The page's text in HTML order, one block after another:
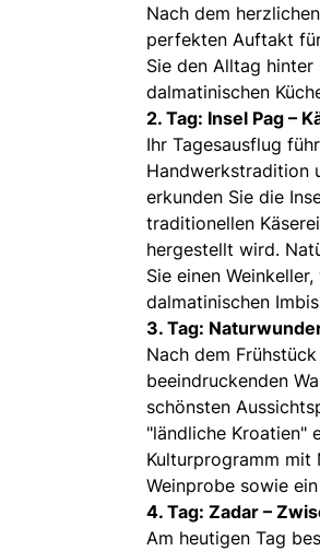
Nach dem
perfekten Auftakt
Sie den Alltag
dalmatinischen
2. Tag: Insel Pag –
Ihr Tagesausflug
Handwerkstradition
erkunden Sie die
traditionellen
hergestellt wird.
Sie einen
dalmatinischen
3. Tag:
Nach dem
beeindruckenden
schönsten
"ländliche Kroatien"
Kulturprogramm mit
Weinprobe sowie
4. Tag: Zadar –
Am heutigen Tag